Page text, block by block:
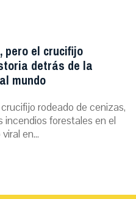
pero el crucifijo
detrás de la
mundo
rodeado de cenizas,
forestales en el
en...